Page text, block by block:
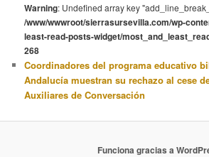
Warning: Undefined array key
/www/wwwroot/sierrasursevilla.com/wp-
least-read-posts-widget/
268
Coordinadores del programa educativo
Andalucía muestran su rechazo al cese
Auxiliares de Conversación
Funciona gracias a